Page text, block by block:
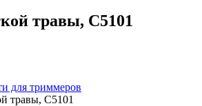
травы, С5101
для триммеров
травы, С5101